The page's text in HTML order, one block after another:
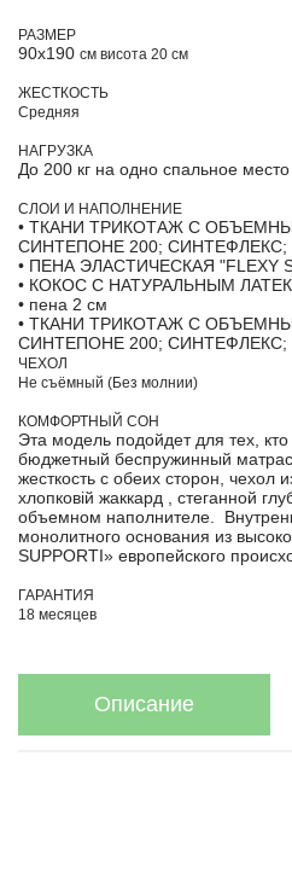
РАЗМЕР
90х190 см висота 20 см
ЖЕСТКОСТЬ
Средняя
НАГРУЗКА
До 200 кг на одно спальное место
СЛОИ И НАПОЛНЕНИЕ
• ТКАНИ ТРИКОТАЖ С
СИНТЕПОНЕ 200;
• ПЕНА ЭЛАСТИЧЕСКАЯ "FLEXY
• КОКОС С НАТУРАЛЬНЫМ
• пена 2 см
• ТКАНИ ТРИКОТАЖ С
СИНТЕПОНЕ 200;
ЧЕХОЛ
Не съёмный (Без молнии)
КОМФОРТНЫЙ СОН
Эта модель подойдет для тех,
бюджетный беспружинный
жесткость с обеих сторон, чехол
хлопковій жаккард , стеганной
объемном наполнителе.
монолитного основания из
SUPPORTI» европейского
ГАРАНТИЯ
18 месяцев
Описание